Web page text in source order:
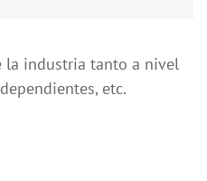
la industria tanto a nivel
etc.